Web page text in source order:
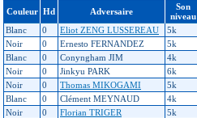
Couleur Hd Adversaire
Son
niveau
Blanc
0 Eliot ZENG LUSSEREAU 5k
Noir
0 Ernesto FERNANDEZ 5k
Blanc
0 Conyngham JIM 4k
Noir
0 Jinkyu PARK 6k
Noir
0 Thomas MIKOGAMI 5k
Blanc
0 Clément MEYNAUD 4k
Noir
0 Florian TRIGER 5k